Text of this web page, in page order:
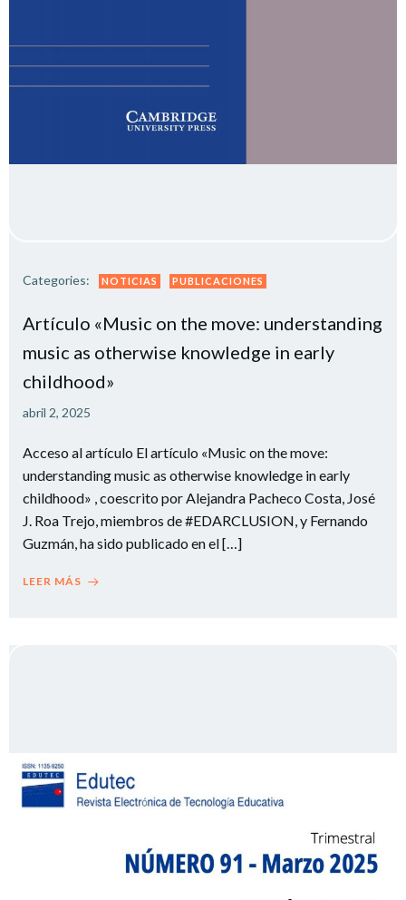
Categories: NOTICIAS PUBLICACIONES
Artículo «Music on the move: understanding
music as otherwise knowledge in early
childhood»
abril 2, 2025
Acceso al artículo El artículo «Music on the move:
understanding music as otherwise knowledge in early
childhood» , coescrito por Alejandra Pacheco Costa, José
J. Roa Trejo, miembros de #EDARCLUSION, y Fernando
Guzmán, ha sido publicado en el […]
LEER MÁS